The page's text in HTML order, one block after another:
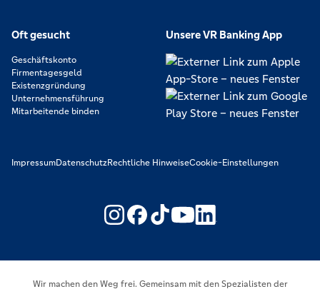
Oft gesucht
Geschäftskonto
Firmentagesgeld
Existenzgründung
Unternehmensführung
Mitarbeitende binden
Unsere VR Banking App
ImpressumDatenschutzRechtliche HinweiseCookie-Einstellungen
https://www.youtube.com/
https://
Wir machen den Weg frei. Gemeinsam mit den Spezialisten der